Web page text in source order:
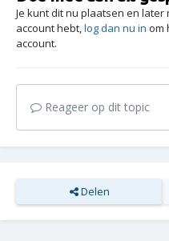
Je kunt dit nu plaatsen en
account hebt,log dan nu in om
account.
Reageer op dit topic
Delen